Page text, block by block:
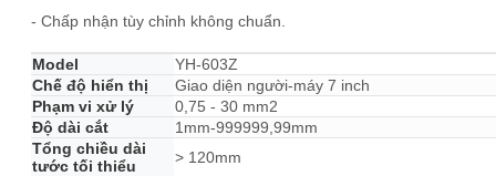
- Chấp nhận tùy chỉnh không chuẩn.
Model
YH-603Z
Chế độ hiển thị
Giao diện người-máy 7 inch
Phạm vi xử lý
0,75 - 30 mm2
Độ dài cắt
1mm-999999,99mm
Tổng chiều dài
tước tối thiểu
> 120mm